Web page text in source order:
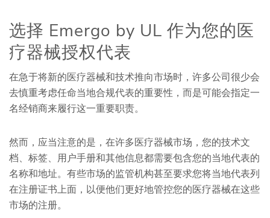
选择 Emergo by UL 作为您的医
疗器械授权代表
在急于将新的医疗器械和技术推向市场时，许多公司很少会
去慎重考虑任命当地合规代表的重要性，而是可能会指定一
名经销商来履行这一重要职责。
然而，应当注意的是，在许多医疗器械市场，您的技术文
档、标签、用户手册和其他信息都需要包含您的当地代表的
名称和地址。有些市场的监管机构甚至要求您将当地代表列
在注册证书上面，以便他们更好地管控您的医疗器械在这些
市场的注册。